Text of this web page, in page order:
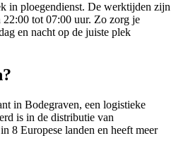
in ploegendienst. De werktijden zijn
tot 07:00 uur. Zo zorg je
en nacht op de juiste plek
in Bodegraven, een logistieke
is in de distributie van
8 Europese landen en heeft meer